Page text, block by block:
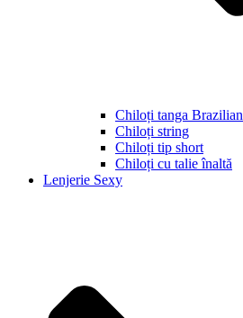
Chiloți tanga Brazilian
Chiloți string
Chiloți tip short
Chiloți cu talie înaltă
Lenjerie Sexy